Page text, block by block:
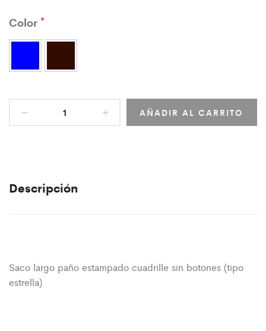
Color
AÑADIR AL CARRITO
Descripción
Saco largo paño estampado cuadrille sin botones (tipo
estrella)